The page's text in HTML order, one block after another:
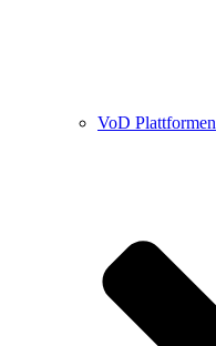
VoD Plattformen